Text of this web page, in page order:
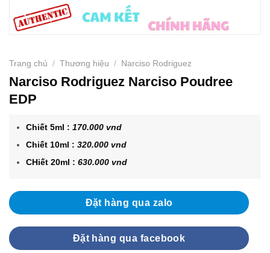
Trang chủ / Thương hiệu / Narciso Rodriguez
Narciso Rodriguez Narciso Poudree
EDP
Chiết 5ml :170.000 vnd
Chiết 10ml :320.000 vnd
CHiết 20ml :630.000 vnd
Đặt hàng qua zalo
Đặt hàng qua facebook